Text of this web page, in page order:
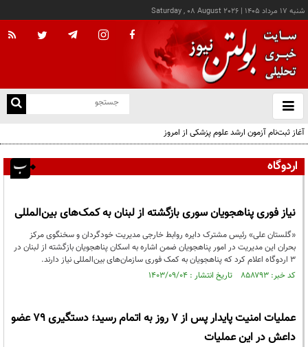
شنبه ۱۷ مرداد ۱۴۰۵ |
Saturday , 08 August 2026
باز
و
آغاز ثبت‌نام آزمون ارشد علوم پزشکی از امروز
اردوگاه
نیاز فوری پناهجویان سوری بازگشته از لبنان به کمک‌های بین‌المللی
«گلستان علی» رئیس مشترک دایره روابط خارجی مدیریت خودگردان و سخنگوی مرکز
بحران این مدیریت در امور پناهجویان ضمن اشاره به اسکان پناهجویان بازگشته از لبنان در
۳ اردوگاه اعلام کرد که پناهجویان به کمک فوری سازمان‌های بین‌المللی نیاز دارند.
کد خبر: ۸۵۸۷۹۳ تاریخ انتشار : ۱۴۰۳/۰۹/۰۴
عملیات امنیت پایدار پس از ۷ روز به اتمام رسید؛ دستگیری ۷۹ عضو
داعش در این عملیات